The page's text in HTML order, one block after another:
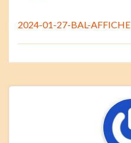
2024-01-27-BAL-AFFICHE